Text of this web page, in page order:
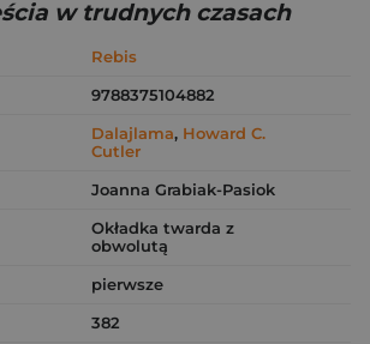
w trudnych czasach
Rebis
9788375104882
Dalajlama, Howard C.
Cutler
Joanna Grabiak-Pasiok
Okładka twarda z
obwolutą
pierwsze
382